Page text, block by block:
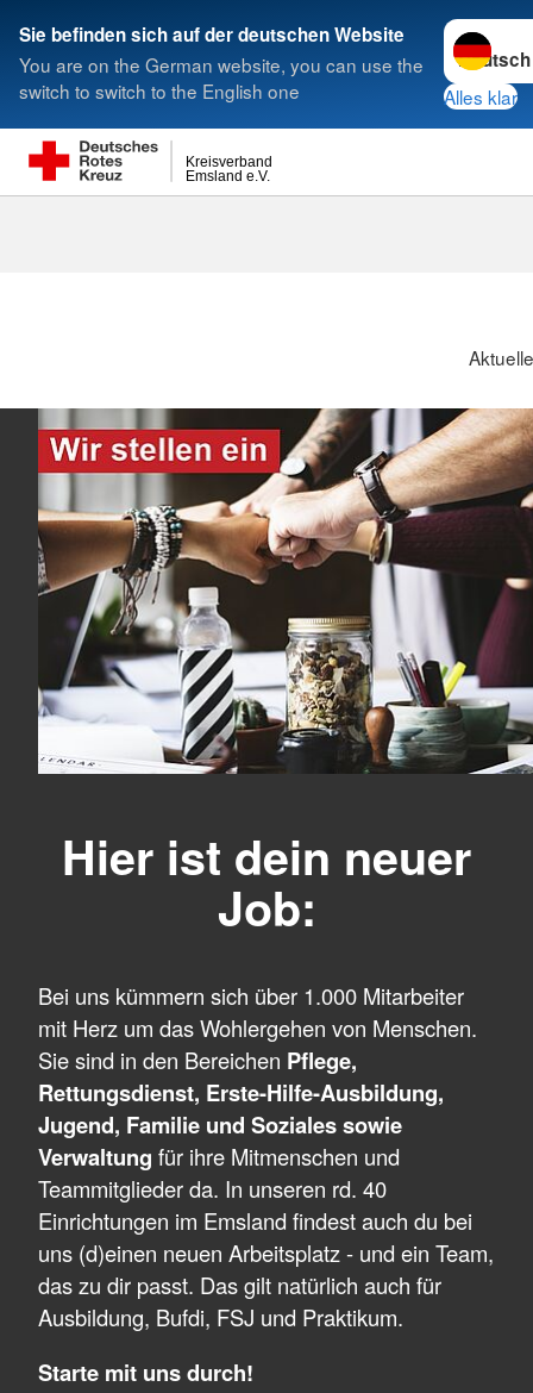
Sie befinden sich auf der deutschen Website
You are on the German website, you can use the
switch to switch to the English one
Sprache
Alles klar
Emsland e.V.
Kreisverband
Suche
Hier ist dein neuer
Job:
Bei uns kümmern sich über 1.000 Mitarbeiter
mit Herz um das Wohlergehen von Menschen.
Sie sind in den Bereichen Pflege,
Rettungsdienst, Erste-Hilfe-Ausbildung,
Jugend, Familie und Soziales sowie
Verwaltung für ihre Mitmenschen und
Teammitglieder da. In unseren rd. 40
Einrichtungen im Emsland findest auch du bei
uns (d)einen neuen Arbeitsplatz - und ein Team,
das zu dir passt. Das gilt natürlich auch für
Ausbildung, Bufdi, FSJ und Praktikum.
Starte mit uns durch!